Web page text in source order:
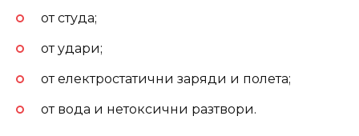
от студа;
от удари;
от електростатични заряди и полета;
от вода и нетоксични разтвори.